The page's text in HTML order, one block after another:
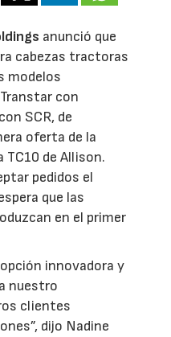
anunció que
cabezas tractoras
modelos
con
SCR, de
oferta de la
de Allison.
pedidos el
que las
en el primer
innovadora y
nuestro
clientes
dijo Nadine